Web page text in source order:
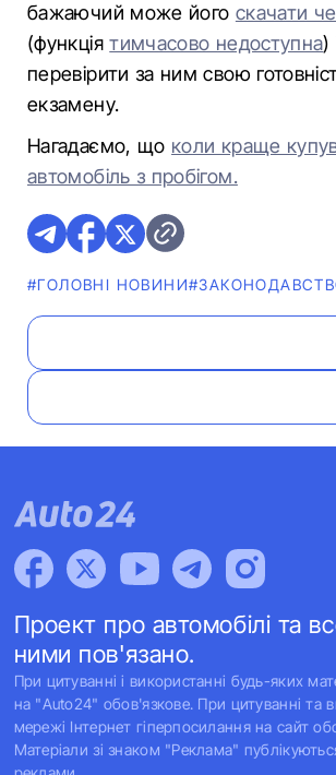
бажаючий може його скачати
(функціятимчасово недоступна)
перевірити за ним свою
екзамену.
Нагадаємо, що коли краще
автомобіль з пробігом.
#ГОЛОВНІ НОВИНИ
Проект про автомобілі та
ними пов'язано.
При цитуванні і використанні будь-яких
на "Auto24" обов'язкове. При цитуванні та
мережі Інтернет гіперпосилання на сайт
Матеріали зі знаком "Реклама"